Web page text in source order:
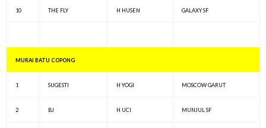
10 THE FLY H HUSEN GALAXY SF
MURAI BATU COPONG
1 SUGESTI H YOGI MOSCOW GARUT
2 BJ H UCI MUNJUL SF